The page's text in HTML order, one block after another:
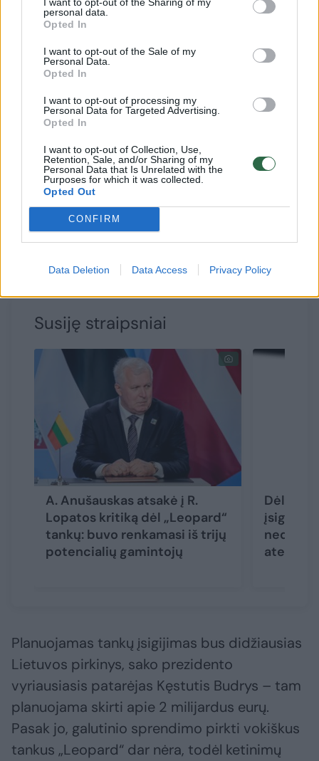
personal data.
Opted In
I want to opt-out of the Sale of my
Personal Data.
Opted In
I want to opt-out of processing my
Personal Data for Targeted Advertising.
Opted In
I want to opt-out of Collection, Use,
Retention, Sale, and/or Sharing of my
Personal Data that Is Unrelated with the
Purposes for which it was collected.
Opted Out
CONFIRM
Data Deletion Data Access Privacy Policy
„Buvo apsitarta ir dėl komunikavimo“, –
teatsakė K. Budrys, nedetalizuodamas, ar
buvo susitarimo dalis.
ELTA primena, kad pirmadienį po Valstybės
gynimo tarybos (VGT) posėdžio krašto
apsaugos ministras Arvydas Anušauskas
užsiminė, jog artimiausiu metu bus
pasirašytas ketinimų protokolas su Vokietijos
gamintojais dėl tankų įsigijimo.
Susiję straipsniai
A. Anušauskas atsakė į R.
Lopatos kritiką dėl „Leopard“
tankų: buvo renkamasi iš trijų
potencialių gamintojų
Dėl
įsigijimo
ateities
Planuojamas tankų įsigijimas bus didžiausias
Lietuvos pirkinys, sako prezidento
vyriausiasis patarėjas Kęstutis Budrys – tam
planuojama skirti apie 2 milijardus eurų.
Pasak jo, galutinio sprendimo pirkti vokiškus
tankus „Leopard“ dar nėra, todėl ketinimų